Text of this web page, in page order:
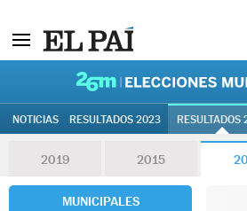
NOTICIAS RESULTADOS 2023 RESULTADOS
2019 2015
MUNICIPALES